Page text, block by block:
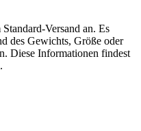
Versand an. Es
des Gewichts, Größe oder
Diese Informationen findest